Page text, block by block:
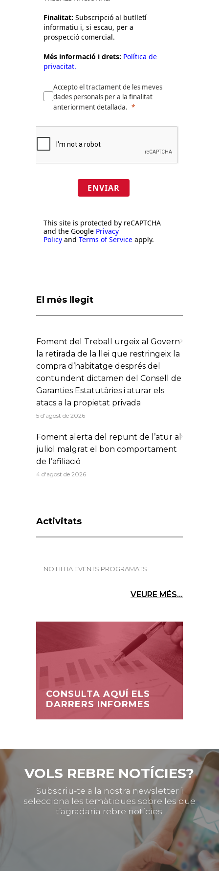
Finalitat: Subscripció al butlletí
informatiu i, si escau, per a
prospecció comercial.
Més informació i drets: Política de
privacitat.
Accepto el tractament de les meves
dades personals per a la finalitat
anteriorment detallada.
ENVIAR
This site is protected by reCAPTCHA
and the Google Privacy
Policy and Terms of Service apply.
El més llegit
Foment del Treball urgeix al Govern
la retirada de la llei que restringeix la
compra d’habitatge després del
contundent dictamen del Consell de
Garanties Estatutàries i aturar els
atacs a la propietat privada
5 d'agost de 2026
Foment alerta del repunt de l’atur al
juliol malgrat el bon comportament
de l’afiliació
4 d'agost de 2026
Activitats
NO HI HA EVENTS PROGRAMATS
VEURE MÉS...
CONSULTA AQUÍ ELS
DARRERS INFORMES
VOLS REBRE NOTÍCIES?
Subscriu-te a la nostra newsletter i
selecciona les temàtiques sobre les que
t’agradaria rebre notícies.